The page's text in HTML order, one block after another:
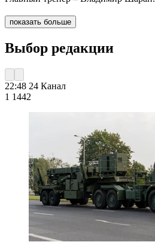
показать больше
Выбор редакции
22:48 24 Канал
1 1442